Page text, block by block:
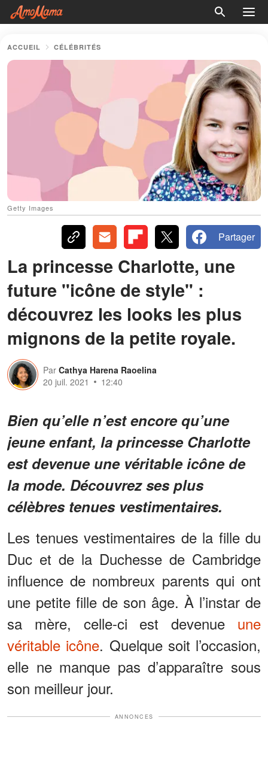
ACCUEIL CÉLÉBRITÉS
Getty Images
Partager
La princesse Charlotte, une
future "icône de style" :
découvrez les looks les plus
mignons de la petite royale.
Par Cathya Harena Raoelina
20 juil. 2021
12:40
Bien qu’elle n’est encore qu’une
jeune enfant, la princesse Charlotte
est devenue une véritable icône de
la mode. Découvrez ses plus
célèbres tenues vestimentaires.
Les tenues vestimentaires de la fille du
Duc et de la Duchesse de Cambridge
influence de nombreux parents qui ont
une petite fille de son âge. À l’instar de
sa mère, celle-ci est devenue une
véritable icône. Quelque soit l’occasion,
elle ne manque pas d’apparaître sous
son meilleur jour.
ANNONCES